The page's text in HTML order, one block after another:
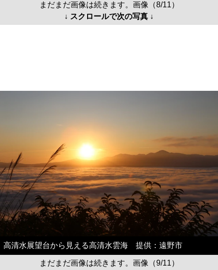
まだまだ画像は続きます。画像（8/11）
↓ スクロールで次の写真 ↓
高清水展望台から見える高清水雲海 提供：遠野市
まだまだ画像は続きます。画像（9/11）